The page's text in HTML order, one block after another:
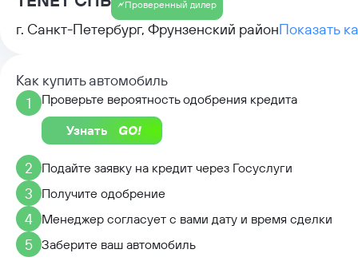
Проверенный дилер
г. Санкт-Петербург, Фрунзенский районПоказать
Как купить автомобиль
1
Проверьте вероятность одобрения кредита
Узнать
2 Подайте заявку на кредит через Госуслуги
3 Получите одобрение
4 Менеджер согласует с вами дату и время сделки
5 Заберите ваш автомобиль